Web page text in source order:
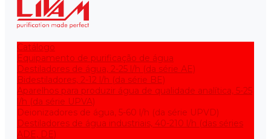
Catálogo
Equipamento de purificação de água
Destiladores de água, 2-25 l/h (da série АE)
Bidestiladores, 2-12 l/h (da série BE)
Aparelhos para produzir água de qualidade analítica, 5-25
l/h (da série UPVA)
Deionizadores de água, 5-60 l/h (da série UPVD)
Destiladores de água industriais, 40-210 l/h (das séries
ADE, DE)